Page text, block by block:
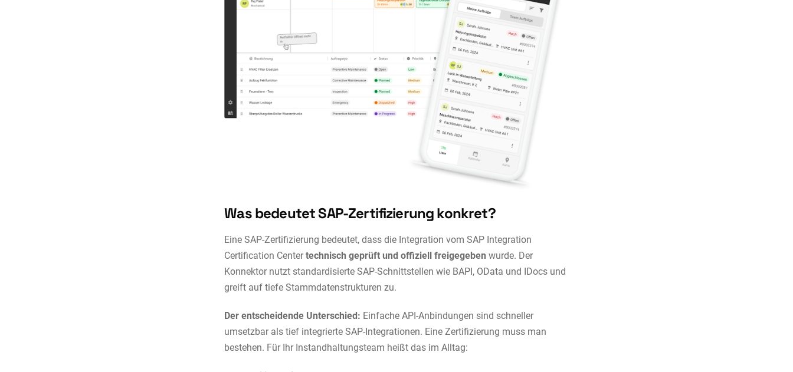
Was bedeutet SAP-Zertifizierung konkret?
Eine SAP-Zertifizierung bedeutet, dass die Integration vom SAP Integration
Certification Centertechnisch geprüft und offiziell freigegeben wurde. Der
Konnektor nutzt standardisierte SAP-Schnittstellen wie BAPI, OData und IDocs und
greift auf tiefe Stammdatenstrukturen zu.
Der entscheidende Unterschied: Einfache API-Anbindungen sind schneller
umsetzbar als tief integrierte SAP-Integrationen. Eine Zertifizierung muss man
bestehen. Für Ihr Instandhaltungsteam heißt das im Alltag: